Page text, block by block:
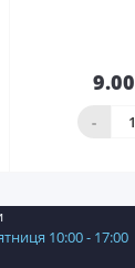
-
10:00 - 17:00